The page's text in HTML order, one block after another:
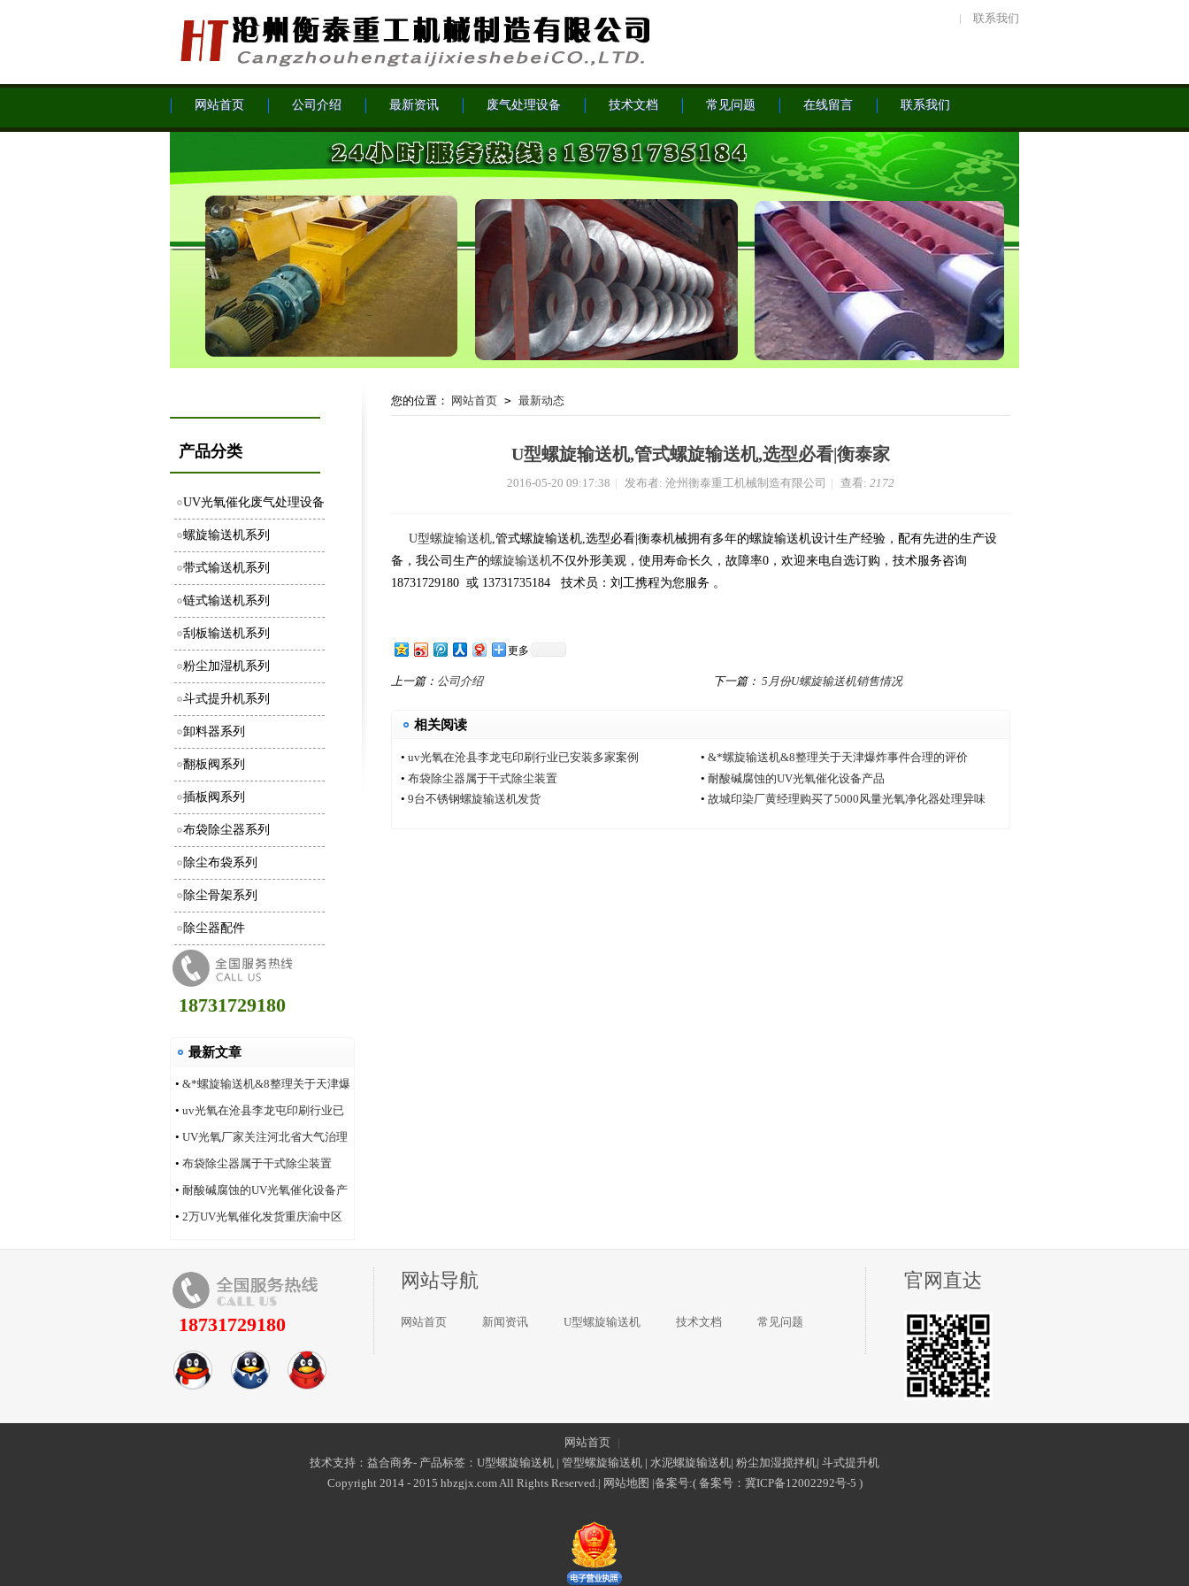
联系我们
网站首页 公司介绍 最新资讯 废气处理设备 技术文档 常见问题 在线留言 联系我们
产品分类
UV光氧催化废气处理设备
螺旋输送机系列
带式输送机系列
链式输送机系列
刮板输送机系列
粉尘加湿机系列
斗式提升机系列
卸料器系列
翻板阀系列
插板阀系列
布袋除尘器系列
除尘布袋系列
除尘骨架系列
除尘器配件
18731729180
最新文章
• &*螺旋输送机&8整理关于天津爆
炸事件合理的评价
• uv光氧在沧县李龙屯印刷行业已
安装多家案例
• UV光氧厂家关注河北省大气治理
改善状况
• 布袋除尘器属于干式除尘装置
• 耐酸碱腐蚀的UV光氧催化设备产
品
• 2万UV光氧催化发货重庆渝中区
您的位置： 网站首页 > 最新动态
U型螺旋输送机,管式螺旋输送机,选型必看|衡泰家
2016-05-20 09:17:38 | 发布者: 沧州衡泰重工机械制造有限公司 | 查看: 2172
U型螺旋输送机,管式螺旋输送机,选型必看|衡泰机械拥有多年的螺旋输送机设计生产经验，配有先进的生产设
备，我公司生产的螺旋输送机不仅外形美观，使用寿命长久，故障率0，欢迎来电自选订购，技术服务咨询
18731729180 或 13731735184 技术员：刘工携程为您服务 。
更多
上一篇： 公司介绍 下一篇： 5月份U螺旋输送机销售情况
相关阅读
• uv光氧在沧县李龙屯印刷行业已安装多家案例 • &*螺旋输送机&8整理关于天津爆炸事件合理的评价
• 布袋除尘器属于干式除尘装置 • 耐酸碱腐蚀的UV光氧催化设备产品
• 9台不锈钢螺旋输送机发货 • 故城印染厂黄经理购买了5000风量光氧净化器处理异味
18731729180
网站导航
网站首页 新闻资讯 U型螺旋输送机 技术文档 常见问题
官网直达
网站首页 |
技术支持：益合商务- 产品标签： U型螺旋输送机 | 管型螺旋输送机 | 水泥螺旋输送机| 粉尘加湿搅拌机| 斗式提升机
Copyright 2014 - 2015 hbzgjx.com All Rights Reserved.| 网站地图 |备案号:( 备案号： 冀ICP备12002292号-5 )